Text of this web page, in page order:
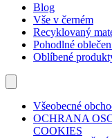
Blog
Vše v černém
Recyklovaný
Pohodlné
Oblíbené
Všeobecné
OCHRANA
COOKIES